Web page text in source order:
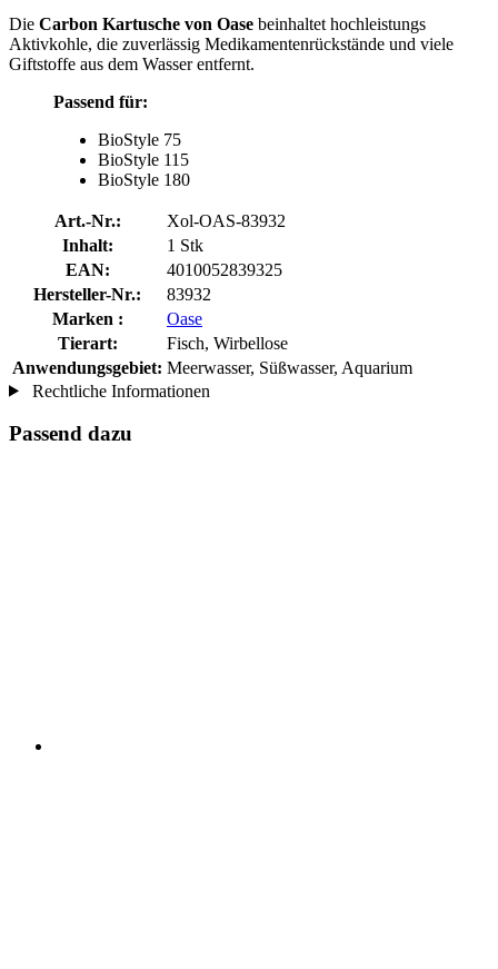
Die Carbon Kartusche von Oase beinhaltet hochleistungs
Aktivkohle, die zuverlässig Medikamentenrückstände und viele
Giftstoffe aus dem Wasser entfernt.
Passend für:
BioStyle 75
BioStyle 115
BioStyle 180
Art.-Nr.:
Xol-OAS-83932
Inhalt:
1 Stk
EAN:
4010052839325
Hersteller-Nr.:
83932
Marken :
Oase
Tierart:
Fisch, Wirbellose
Anwendungsgebiet: Meerwasser, Süßwasser, Aquarium
Rechtliche Informationen
Passend dazu